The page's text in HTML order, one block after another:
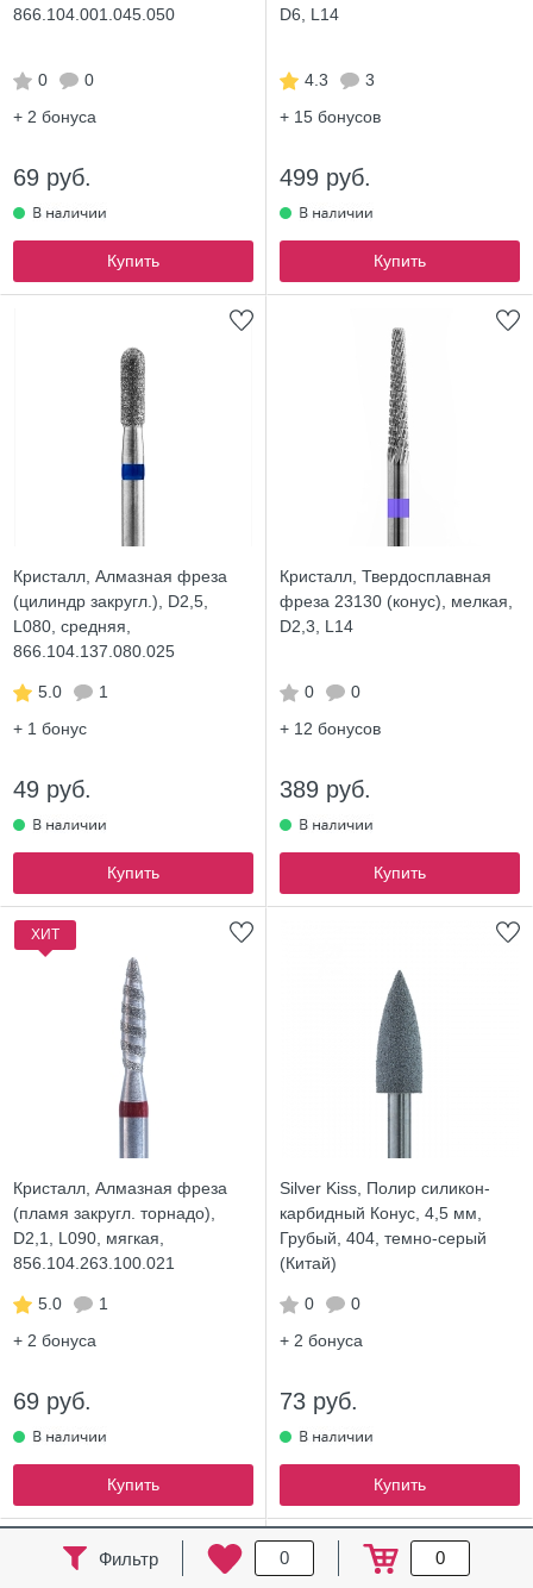
Фильтр 0 0
866.104.001.045.050
0
0
+ 2 бонуса
69 руб.
Купить
D6, L14
4.3
3
+ 15 бонусов
499 руб.
Купить
Кристалл, Алмазная фреза
(цилиндр закругл.), D2,5,
L080, средняя,
866.104.137.080.025
5.0
1
+ 1 бонус
49 руб.
Купить
Кристалл, Твердосплавная
фреза 23130 (конус), мелкая,
D2,3, L14
0
0
+ 12 бонусов
389 руб.
Купить
ХИТ
Кристалл, Алмазная фреза
(пламя закругл. торнадо),
D2,1, L090, мягкая,
856.104.263.100.021
5.0
1
+ 2 бонуса
69 руб.
Купить
Silver Kiss, Полир силикон-
карбидный Конус, 4,5 мм,
Грубый, 404, темно-серый
(Китай)
0
0
+ 2 бонуса
73 руб.
Купить